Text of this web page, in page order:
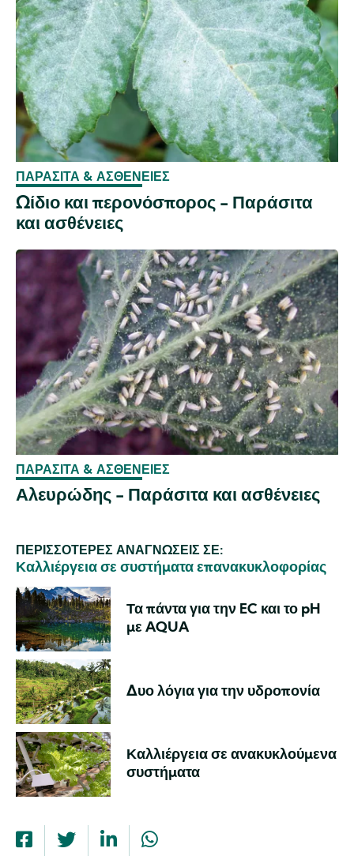
ΠΑΡΆΣΙΤΑ & ΑΣΘΈΝΕΙΕΣ
Ωίδιο και περονόσπορος - Παράσιτα
και ασθένειες
ΠΑΡΆΣΙΤΑ & ΑΣΘΈΝΕΙΕΣ
Αλευρώδης - Παράσιτα και ασθένειες
ΠΕΡΙΣΣΌΤΕΡΕΣ ΑΝΑΓΝΏΣΕΙΣ ΣΕ:
Καλλιέργεια σε συστήματα επανακυκλοφορίας
Τα πάντα για την EC και το pH
με AQUA
Δυο λόγια για την υδροπονία
Καλλιέργεια σε ανακυκλούμενα
συστήματα